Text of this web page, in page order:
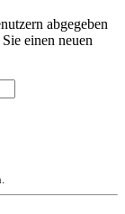
abgegeben
einen neuen